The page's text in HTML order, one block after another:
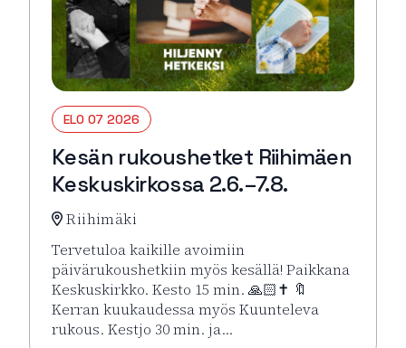
ELO 07 2026
Kesän rukoushetket Riihimäen
Keskuskirkossa 2.6.–7.8.
Riihimäki
Tervetuloa kaikille avoimiin
päivärukoushetkiin myös kesällä! Paikkana
Keskuskirkko. Kesto 15 min. 🙏🏻✝️ 🔖
Kerran kuukaudessa myös Kuunteleva
rukous. Kestjo 30 min. ja…